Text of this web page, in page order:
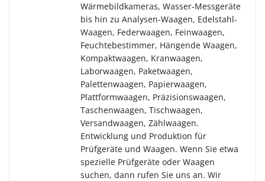
Wärmebildkameras, Wasser-Messgeräte
bis hin zu Analysen-Waagen, Edelstahl-
Waagen, Federwaagen, Feinwaagen,
Feuchtebestimmer, Hängende Waagen,
Kompaktwaagen, Kranwaagen,
Laborwaagen, Paketwaagen,
Palettenwaagen, Papierwaagen,
Plattformwaagen, Präzisionswaagen,
Taschenwaagen, Tischwaagen,
Versandwaagen, Zählwaagen.
Entwicklung und Produktion für
Prüfgeräte und Waagen. Wenn Sie etwa
spezielle Prüfgeräte oder Waagen
suchen, dann rufen Sie uns an. Wir